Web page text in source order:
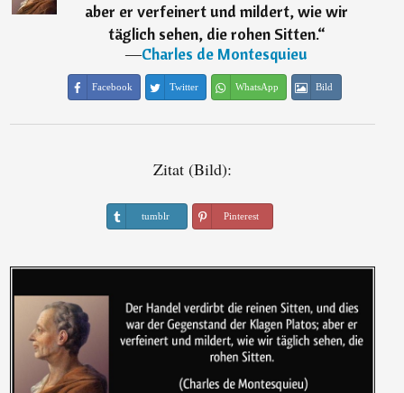
aber er verfeinert und mildert, wie wir
täglich sehen, die rohen Sitten.“
―Charles de Montesquieu
Facebook Twitter WhatsApp Bild
Zitat (Bild):
tumblr Pinterest